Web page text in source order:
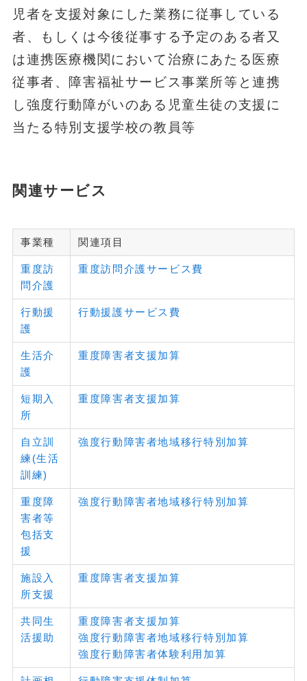
児者を支援対象にした業務に従事している
者、もしくは今後従事する予定のある者又
は連携医療機関において治療にあたる医療
従事者、障害福祉サービス事業所等と連携
し強度行動障がいのある児童生徒の支援に
当たる特別支援学校の教員等
関連サービス
事業種 関連項目
重度訪
問介護
重度訪問介護サービス費
行動援
護
行動援護サービス費
生活介
護
重度障害者支援加算
短期入
所
重度障害者支援加算
自立訓
練(生活
訓練)
強度行動障害者地域移行特別加算
重度障
害者等
包括支
援
強度行動障害者地域移行特別加算
施設入
所支援
重度障害者支援加算
共同生
活援助
重度障害者支援加算
強度行動障害者地域移行特別加算
強度行動障害者体験利用加算